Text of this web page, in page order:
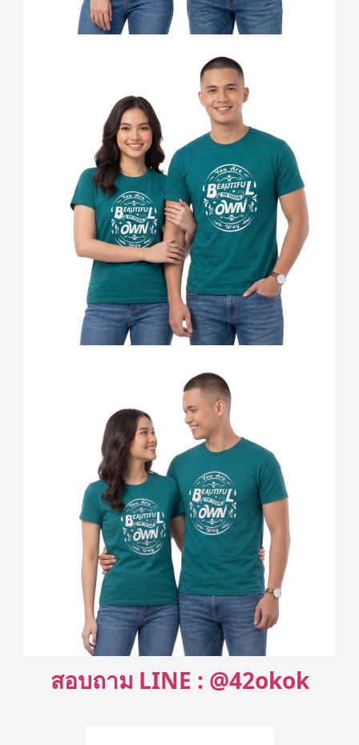
สอบถาม LINE : @42okok